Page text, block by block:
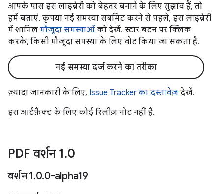
आपके पास इस लाइब्रेरी को बेहतर बनाने के लिए सुझाव हैं, तो
हमें बताएं. कृपया नई समस्या सबमिट करने से पहले, इस लाइब्रेरी
में शामिल मौजूदा समस्याओं को देखें. स्टार बटन पर क्लिक
करके, किसी मौजूदा समस्या के लिए वोट किया जा सकता है.
नई समस्या दर्ज करने का तरीका
ज़्यादा जानकारी के लिए, Issue Tracker का दस्तावेज़ देखें.
इस आर्टफ़ैक्ट के लिए कोई रिलीज़ नोट नहीं है.
PDF वर्शन 1.0
वर्शन 1.0.0-alpha19